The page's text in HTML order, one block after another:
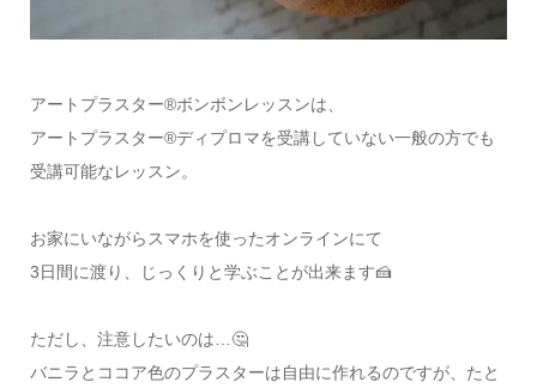
アートプラスター®ボンボンレッスンは、
アートプラスター®ディプロマを受講していない一般の方でも
受講可能なレッスン。
お家にいながらスマホを使ったオンラインにて
3日間に渡り、じっくりと学ぶことが出来ます🍰
ただし、注意したいのは…🤔
バニラとココア色のプラスターは自由に作れるのですが、たと